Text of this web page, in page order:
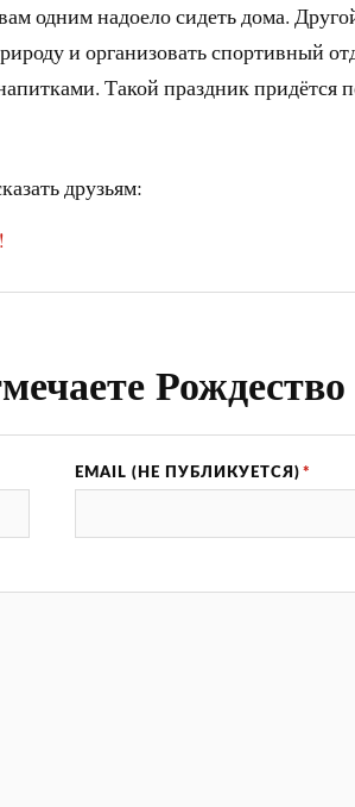
одним надоело сидеть дома.
и организовать спортивный
Такой праздник придётся
друзьям:
Рождество
EMAIL (НЕ ПУБЛИКУЕТСЯ) *